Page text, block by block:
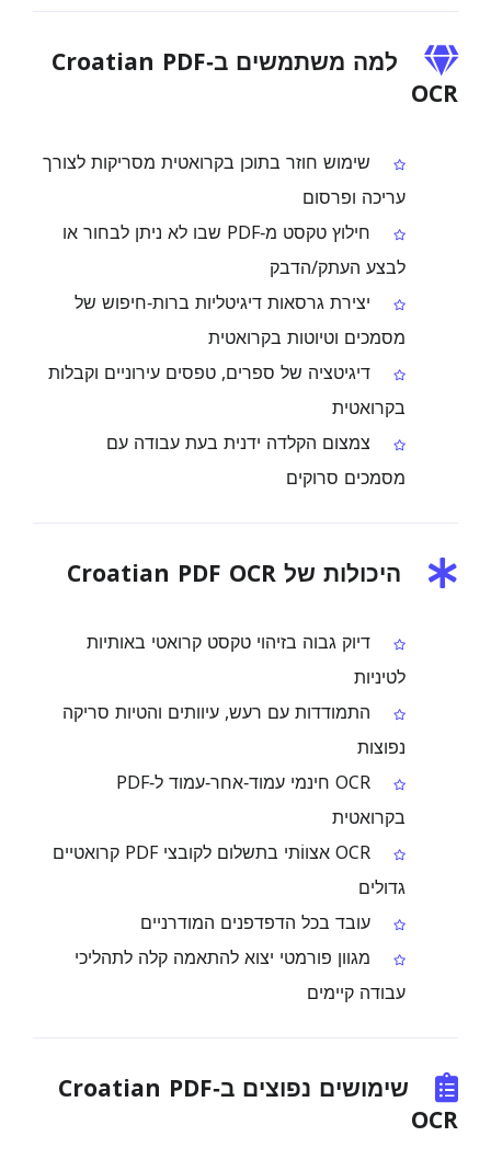
למה משתמשים ב‑Croatian PDF
OCR
שימוש חוזר בתוכן בקרואטית מסריקות לצורך
עריכה ופרסום
חילוץ טקסט מ‑PDF שבו לא ניתן לבחור או
לבצע העתק/הדבק
יצירת גרסאות דיגיטליות ברות‑חיפוש של
מסמכים וטיוטות בקרואטית
דיגיטציה של ספרים, טפסים עירוניים וקבלות
בקרואטית
צמצום הקלדה ידנית בעת עבודה עם
מסמכים סרוקים
היכולות של Croatian PDF OCR
דיוק גבוה בזיהוי טקסט קרואטי באותיות
לטיניות
התמודדות עם רעש, עיוותים והטיות סריקה
נפוצות
OCR חינמי עמוד‑אחר‑עמוד ל‑PDF
בקרואטית
OCR אצווֹתי בתשלום לקובצי PDF קרואטיים
גדולים
עובד בכל הדפדפנים המודרניים
מגוון פורמטי יצוא להתאמה קלה לתהליכי
עבודה קיימים
שימושים נפוצים ב‑Croatian PDF
OCR